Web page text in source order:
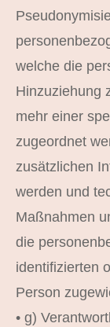
welche die
Hinzuziehung
mehr einer
zugeordnet
zusätzlichen
werden und
Maßnahmen
die
identifizierten
Person
• g)